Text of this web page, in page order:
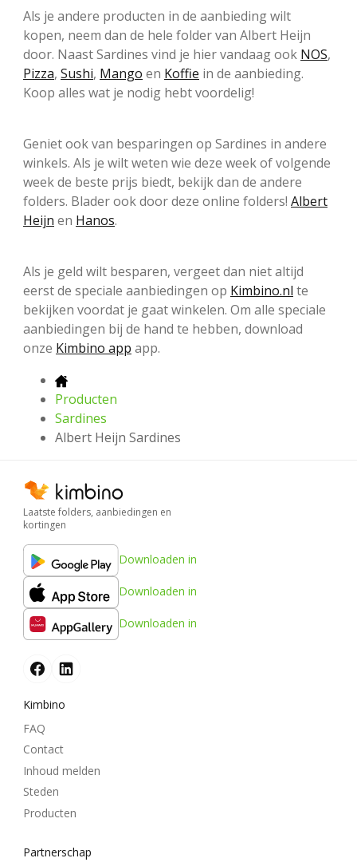
Als je andere producten in de aanbieding wilt
kopen, neem dan de hele folder van Albert Heijn
door. Naast Sardines vind je hier vandaag ook NOS,
Pizza, Sushi, Mango en Koffie in de aanbieding.
Koop alles wat je nodig hebt voordelig!
Geniet ook van besparingen op Sardines in andere
winkels. Als je wilt weten wie deze week of volgende
week de beste prijs biedt, bekijk dan de andere
folders. Blader ook door deze online folders! Albert
Heijn en Hanos.
Als je geld wilt besparen, vergeet dan niet altijd
eerst de speciale aanbiedingen op Kimbino.nl te
bekijken voordat je gaat winkelen. Om alle speciale
aanbiedingen bij de hand te hebben, download
onze Kimbino app app.
Producten
Sardines
Albert Heijn Sardines
Laatste folders, aanbiedingen en
kortingen
Downloaden in
Downloaden in
Downloaden in
Kimbino
FAQ
Contact
Inhoud melden
Steden
Producten
Partnerschap